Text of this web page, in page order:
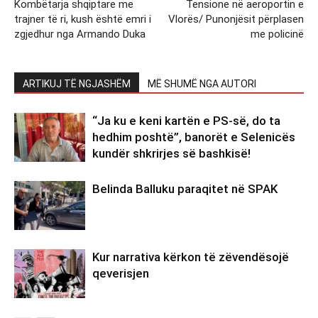
Kombëtarja shqiptare me
trajner të ri, kush është emri i
zgjedhur nga Armando Duka
Tensione në aeroportin e
Vlorës/ Punonjësit përplasen
me policinë
ARTIKUJ TË NGJASHËM MË SHUMË NGA AUTORI
“Ja ku e keni kartën e PS-së, do ta
hedhim poshtë”, banorët e Selenicës
kundër shkrirjes së bashkisë!
Belinda Balluku paraqitet në SPAK
Kur narrativa kërkon të zëvendësojë
qeverisjen